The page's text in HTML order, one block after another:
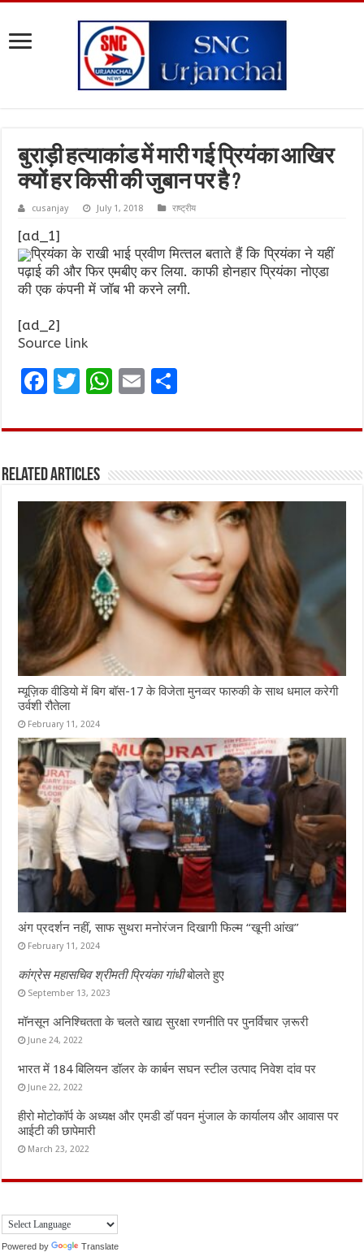
बुराड़ी हत्‍याकांड में मारी गई प्रियंका आखिर
क्‍यों हर किसी की जुबान पर है ?
cusanjay July 1, 2018 राष्ट्रीय
[ad_1]
प्रियंका के राखी भाई प्रवीण मित्‍तल बताते हैं कि प्रियंका ने यहीं
पढ़ाई की और फिर एमबीए कर लिया. काफी होनहार प्रियंका नोएडा
की एक कंपनी में जॉब भी करने लगी.
[ad_2]
Source link
F
ce
o
o
k
T
it
r
W
at
A
p
p
E
ai ar
Related Articles
म्यूज़िक वीडियो में बिग बॉस-17 के विजेता मुनव्वर फारुकी के साथ धमाल करेगी
उर्वशी रौतेला
February 11, 2024
अंग प्रदर्शन नहीं, साफ सुथरा मनोरंजन दिखागी फिल्म “खूनी आंख”
February 11, 2024
कांग्रेस महासचिव श्रीमती प्रियंका गांधीबोलते हुए
September 13, 2023
मॉनसून अनिश्चितता के चलते खाद्य सुरक्षा रणनीति पर पुनर्विचार ज़रूरी
June 24, 2022
भारत में 184 बिलियन डॉलर के कार्बन सघन स्टील उत्पाद निवेश दांव पर
June 22, 2022
हीरो मोटोकॉर्प के अध्यक्ष और एमडी डॉ पवन मुंजाल के कार्यालय और आवास पर
आईटी की छापेमारी
March 23, 2022
Powered by Translate